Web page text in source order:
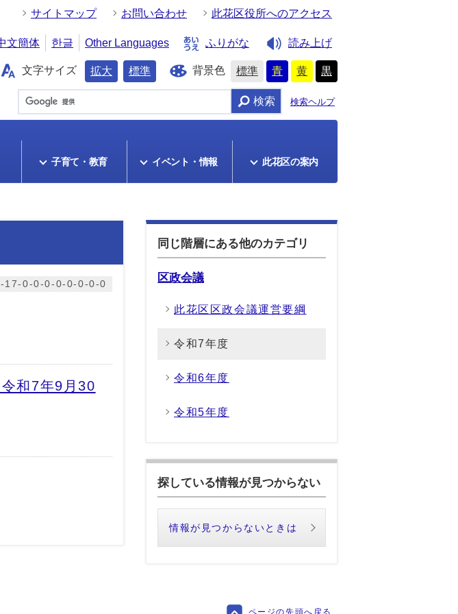
サイトマップ お問い合わせ 此花区役所へのアクセス
文簡体 한글 Other Languages ふりがな 読み上げ
文字サイズ 拡大 標準 背景色 標準 青 黄 黒
検索 検索ヘルプ
子育て・教育 イベント・情報 此花区の案内
17-0-0-0-0-0-0-0-0
和7年9月30
同じ階層にある他のカテゴリ
区政会議
此花区区政会議運営要綱
令和7年度
令和6年度
令和5年度
探している情報が見つからない
情報が見つからないときは
ページの先頭へ戻る